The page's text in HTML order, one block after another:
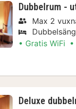
Dubbelrum -
Max 2
Dubbelsäng
Gratis WiFi
Deluxe